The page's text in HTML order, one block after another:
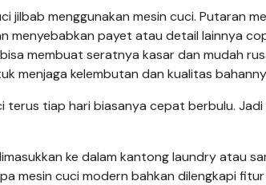
jilbab menggunakan mesin cuci. Putaran
menyebabkan payet atau detail lainnya
membuat seratnya kasar dan mudah
menjaga kelembutan dan kualitas
terus tiap hari biasanya cepat berbulu. Jadi
ke dalam kantong laundry atau
mesin cuci modern bahkan dilengkapi